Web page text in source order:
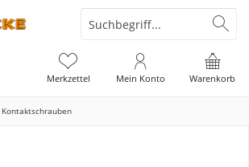
Warenkorb
Merkzettel Mein Konto
Kontaktschrauben